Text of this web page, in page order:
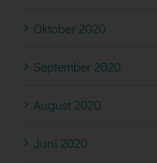
Oktober 2020
September 2020
August 2020
Juni 2020